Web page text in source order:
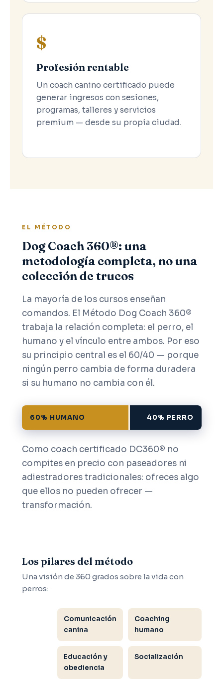
$
Profesión rentable
Un coach canino certificado puede
generar ingresos con sesiones,
programas, talleres y servicios
premium — desde su propia ciudad.
EL MÉTODO
Dog Coach 360®: una
metodología completa, no una
colección de trucos
La mayoría de los cursos enseñan
comandos. El Método Dog Coach 360®
trabaja la relación completa: el perro, el
humano y el vínculo entre ambos. Por eso
su principio central es el 60/40 — porque
ningún perro cambia de forma duradera
si su humano no cambia con él.
60% HUMANO 40% PERRO
Como coach certificado DC360® no
compites en precio con paseadores ni
adiestradores tradicionales: ofreces algo
que ellos no pueden ofrecer —
transformación.
Los pilares del método
Una visión de 360 grados sobre la vida con
perros:
Comunicación
canina
Coaching
humano
Educación y
obediencia
Socialización